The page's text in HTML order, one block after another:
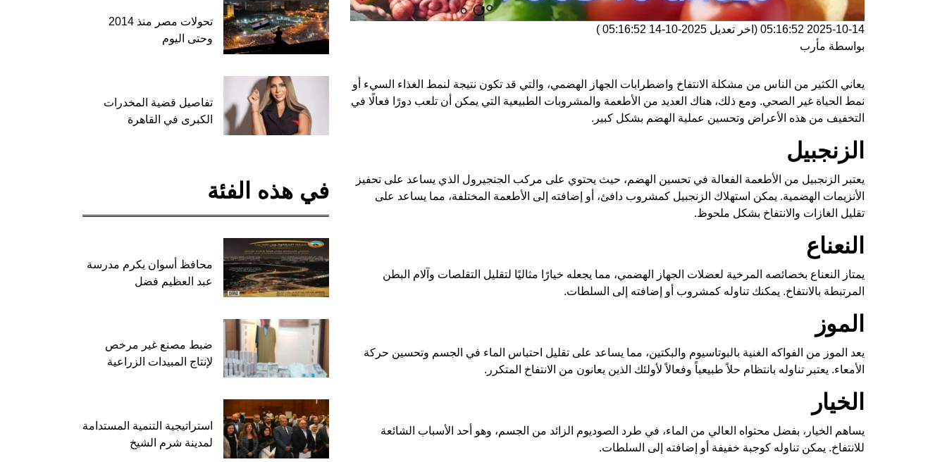
2025-10-14 05:16:52 (اخر تعديل 2025-10-14 05:16:52
)
بواسطة مأرب
يعاني الكثير من الناس من مشكلة الانتفاخ واضطرابات الجهاز الهضمي، والتي قد تكون نتيجة لنمط الغذاء السيء أو
نمط الحياة غير الصحي. ومع ذلك، هناك العديد من الأطعمة والمشروبات الطبيعية التي يمكن أن تلعب دورًا فعالًا في
التخفيف من هذه الأعراض وتحسين عملية الهضم بشكل كبير.
الزنجبيل
يعتبر الزنجبيل من الأطعمة الفعالة في تحسين الهضم، حيث يحتوي على مركب الجنجيرول الذي يساعد على تحفيز
الأنزيمات الهضمية. يمكن استهلاك الزنجبيل كمشروب دافئ، أو إضافته إلى الأطعمة المختلفة، مما يساعد على
تقليل الغازات والانتفاخ بشكل ملحوظ.
النعناع
يمتاز النعناع بخصائصه المرخية لعضلات الجهاز الهضمي، مما يجعله خيارًا مثاليًا لتقليل التقلصات وآلام البطن
المرتبطة بالانتفاخ. يمكنك تناوله كمشروب أو إضافته إلى السلطات.
الموز
يعد الموز من الفواكه الغنية بالبوتاسيوم والبكتين، مما يساعد على تقليل احتباس الماء في الجسم وتحسين حركة
الأمعاء. يعتبر تناوله بانتظام حلاً طبيعياً وفعالاً لأولئك الذين يعانون من الانتفاخ المتكرر.
الخيار
يساهم الخيار، بفضل محتواه العالي من الماء، في طرد الصوديوم الزائد من الجسم، وهو أحد الأسباب الشائعة
للانتفاخ. يمكن تناوله كوجبة خفيفة أو إضافته إلى السلطات.
تحولات مصر منذ 2014
وحتى اليوم
تفاصيل قضية المخدرات
الكبرى في القاهرة
في هذه الفئة
محافظ أسوان يكرم مدرسة
عبد العظيم فضل
ضبط مصنع غير مرخص
لإنتاج المبيدات الزراعية
استراتيجية التنمية المستدامة
لمدينة شرم الشيخ